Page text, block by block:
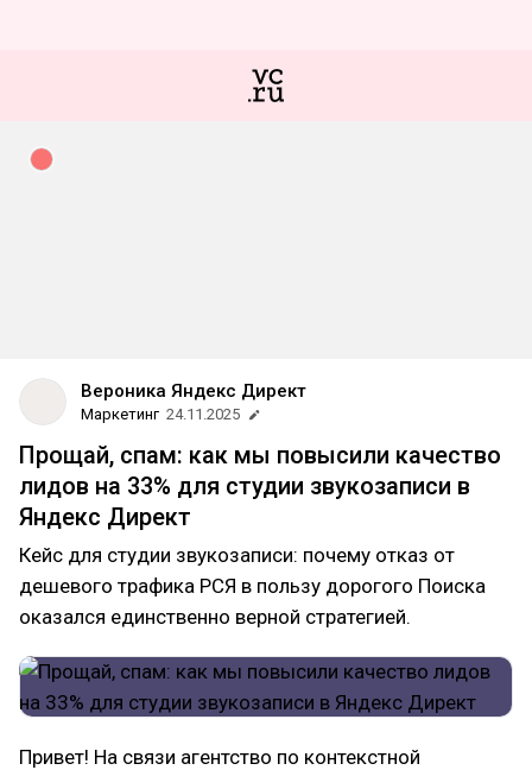
Вероника Яндекс Директ
Маркетинг 24.11.2025
Прощай, спам: как мы повысили качество
лидов на 33% для студии звукозаписи в
Яндекс Директ
Кейс для студии звукозаписи: почему отказ от
дешевого трафика РСЯ в пользу дорогого Поиска
оказался единственно верной стратегией.
Привет! На связи агентство по контекстной